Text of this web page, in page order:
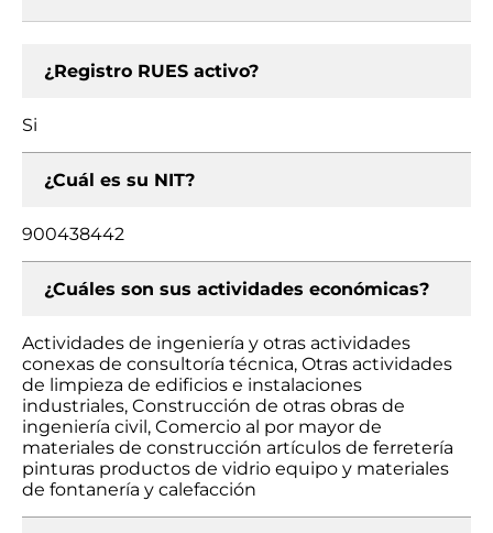
¿Registro RUES activo?
Si
¿Cuál es su NIT?
900438442
¿Cuáles son sus actividades económicas?
Actividades de ingeniería y otras actividades
conexas de consultoría técnica, Otras actividades
de limpieza de edificios e instalaciones
industriales, Construcción de otras obras de
ingeniería civil, Comercio al por mayor de
materiales de construcción artículos de ferretería
pinturas productos de vidrio equipo y materiales
de fontanería y calefacción